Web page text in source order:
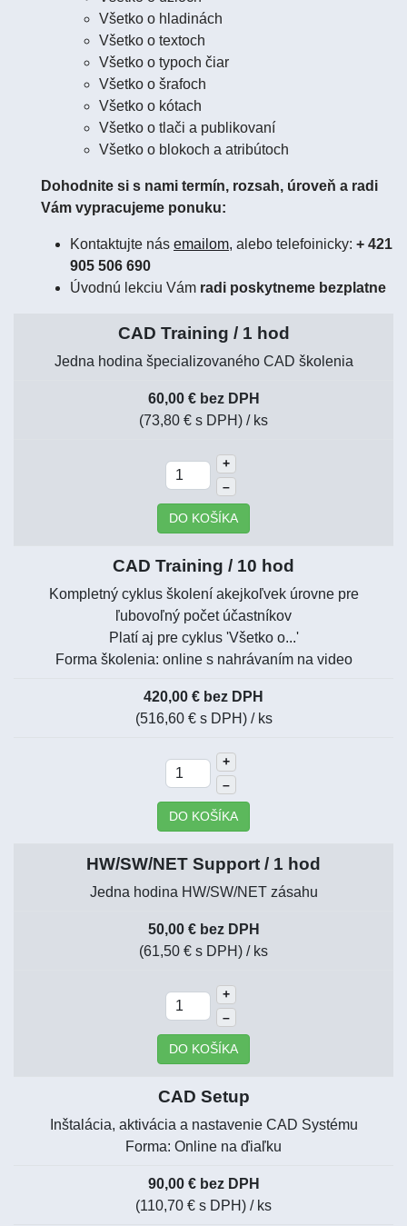
Všetko o hladinách
Všetko o textoch
Všetko o typoch čiar
Všetko o šrafoch
Všetko o kótach
Všetko o tlači a publikovaní
Všetko o blokoch a atribútoch
Dohodnite si s nami termín, rozsah, úroveň a radi
Vám vypracujeme ponuku:
Kontaktujte nás emailom, alebo telefoinicky: + 421
905 506 690
Úvodnú lekciu Vám radi poskytneme bezplatne
CAD Training / 1 hod
Jedna hodina špecializovaného CAD školenia
60,00 € bez DPH
(73,80 € s DPH) / ks
+
–
DO KOŠÍKA
CAD Training / 10 hod
Kompletný cyklus školení akejkoľvek úrovne pre
ľubovoľný počet účastníkov
Platí aj pre cyklus 'Všetko o...'
Forma školenia: online s nahrávaním na video
420,00 € bez DPH
(516,60 € s DPH) / ks
+
–
DO KOŠÍKA
HW/SW/NET Support / 1 hod
Jedna hodina HW/SW/NET zásahu
50,00 € bez DPH
(61,50 € s DPH) / ks
+
–
DO KOŠÍKA
CAD Setup
Inštalácia, aktivácia a nastavenie CAD Systému
Forma: Online na ďiaľku
90,00 € bez DPH
(110,70 € s DPH) / ks